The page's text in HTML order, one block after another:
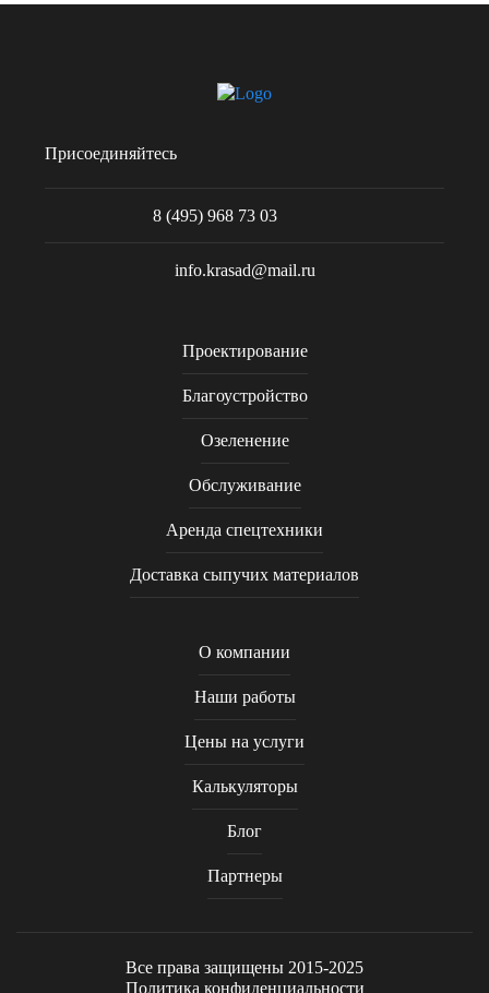
Присоединяйтесь
8 (495) 968 73 03
info.krasad@mail.ru
Проектирование
Благоустройство
Озеленение
Обслуживание
Аренда спецтехники
Доставка сыпучих материалов
О компании
Наши работы
Цены на услуги
Калькуляторы
Блог
Партнеры
Все права защищены 2015-2025
Политика конфиденциальности